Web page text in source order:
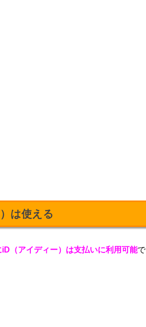
は使える
iD（アイディー）は支払いに利用可能で